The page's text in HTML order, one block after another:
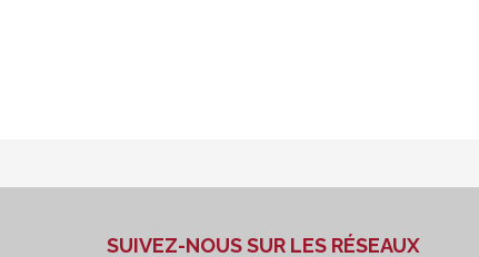
SUIVEZ-NOUS SUR LES RÉSEAUX